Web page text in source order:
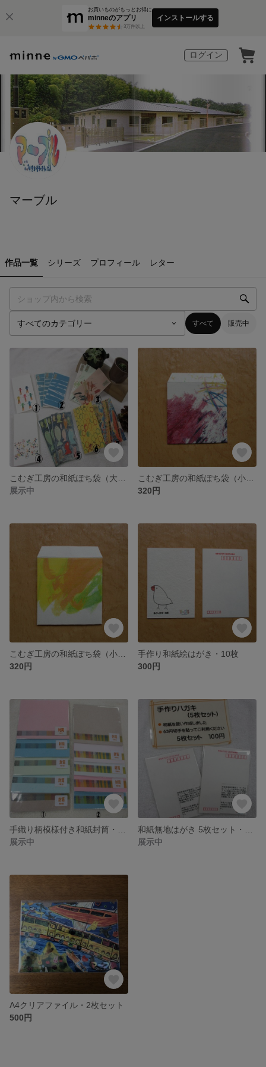
お買いものがもっとお得に
minneのアプリ
3万件以上
インストールする
ログイン
マーブル
作品一覧 シリーズ プロフィール レター
すべて 販売中
展示中
320円
320円
手作り和紙絵はがき・10枚
300円
展示中
展示中
A4クリアファイル・2枚セット
500円